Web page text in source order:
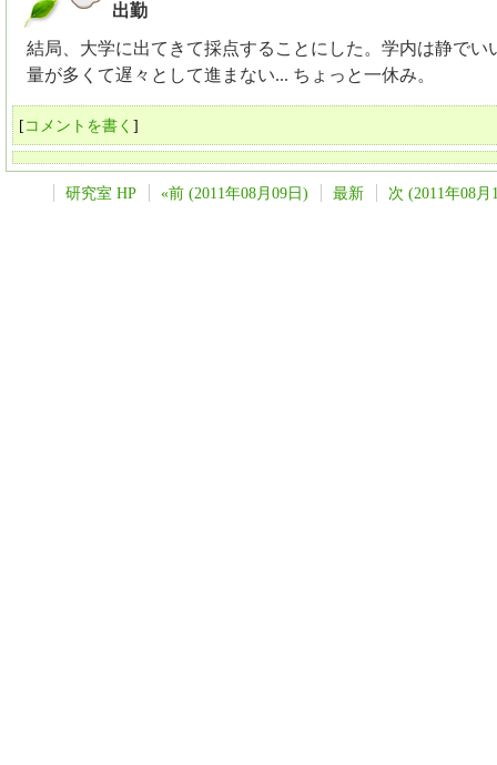
出勤
結局、大学に出てきて採点することにした。学内は静でい
量が多くて遅々として進まない... ちょっと一休み。
[コメントを書く ]
研究室 HP «前 (2011年08月09日) 最新 次 (2011年08月